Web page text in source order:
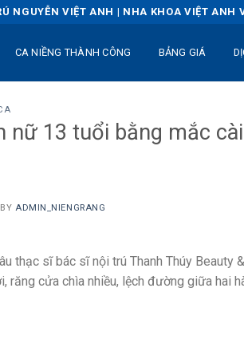
NGUYỄN VIỆT ANH | NHA KHOA VIỆT ANH
CA NIỀNG THÀNH CÔNG BẢNG GIÁ
nữ 13 tuổi bằng mắc
BY ADMIN_NIENGRANG
thạc sĩ bác sĩ nội trú Thanh Thúy Beauty
răng cửa chìa nhiều, lệch đường giữa hai